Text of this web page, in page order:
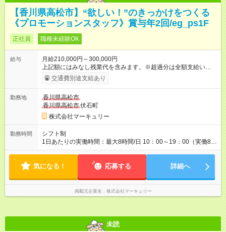
【香川県高松市】“欲しい！”のきっかけをつくる
《プロモーションスタッフ》賞与年2回/eg_ps1F
正社員 職種未経験OK
給与
月給210,000円～300,000円
上記額にはみなし残業代を含みます。※超過分は全額支給いたし
ます。 みなし残業代 14,616円／月 みなし残業時間 10時間／月
※能力やスキルを考慮の上、当社規程により決定します。 ーー
に1回の「年次昇給」があり、仕事での成果にあわせて昇給しま
す。特に頑張っている人は、上長の裁量でさらにプラスの昇給
となることも。努力や成長が収入につながる環境です。 【試用
期間】試用期間あり 試用期間の長さ：3ヶ月 雇用形態、給与は
本採用時と同じです。
交通費別途支給あり
勤務地
香川県高松市
香川県高松市伏石町
株式会社マーキュリー
勤務時間
シフト制
1日あたりの実働時間：最大8時間/日 10：00～19：00（実働8時
間） ※勤務地により異なります。
気になる！ 応募する 詳細へ
掲載元企業名 株式会社マーキュリー
未読